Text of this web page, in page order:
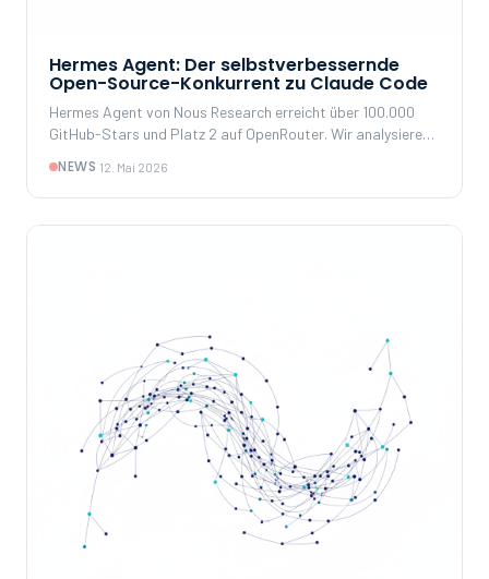
Hermes Agent: Der selbstverbessernde
Open-Source-Konkurrent zu Claude Code
Hermes Agent von Nous Research erreicht über 100.000
GitHub-Stars und Platz 2 auf OpenRouter. Wir analysieren
und zeigen, was das für Konzerne und Mittelstand
bedeutet.
NEWS·12. Mai 2026